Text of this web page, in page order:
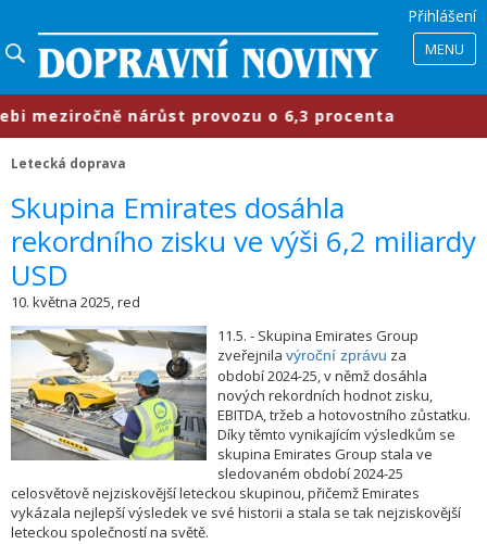
Přihlášení
MENU
nárůst provozu o 6,3 procenta
Letecká doprava
​Skupina Emirates dosáhla
rekordního zisku ve výši 6,2 miliardy
USD
10. května 2025, red
11.5. - Skupina Emirates Group
zveřejnila výroční zprávu za
období 2024-25, v němž dosáhla
nových rekordních hodnot zisku,
EBITDA, tržeb a hotovostního zůstatku.
Díky těmto vynikajícím výsledkům se
skupina Emirates Group stala ve
sledovaném období 2024-25
celosvětově nejziskovější leteckou skupinou, přičemž Emirates
vykázala nejlepší výsledek ve své historii a stala se tak nejziskovější
leteckou společností na světě.